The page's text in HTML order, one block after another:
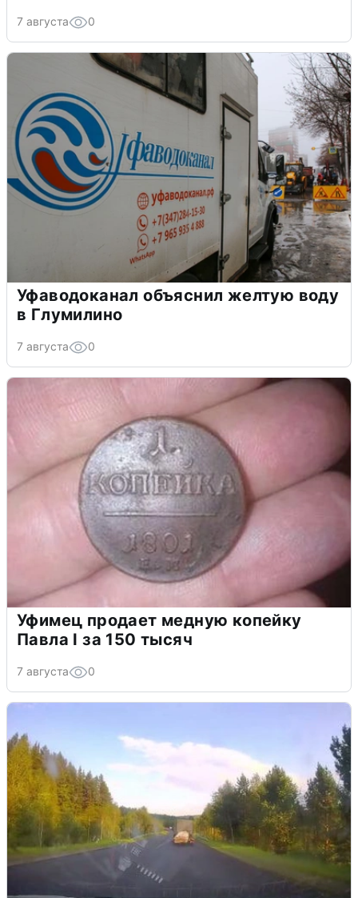
7 августа 0
Уфаводоканал объяснил желтую воду
в Глумилино
7 августа 0
Уфимец продает медную копейку
Павла I за 150 тысяч
7 августа 0